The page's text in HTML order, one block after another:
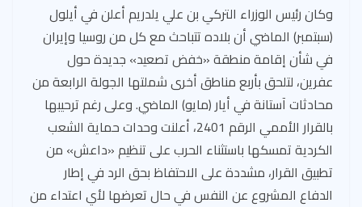
وكان رئيس الوزراء التركي بن علي يلدريم أعلن في أيلول
(سبتمبر) الماضي أن بلاده تتباحث مع كل من روسيا وإيران
في شأن إقامة منطقة «خفض تصعيد» جديدة حول
عفرين، لتلحق بأربع مناطق أخرى شملتها الجولة الرابعة من
محادثات آستانة في أيار (مايو) الماضي. وعلى رغم ترحيبها
بالقرار الأممي الرقم 2401، أعلنت وحدات حماية الشعب
الكردية تمسكها باستثناء الحرب على تنظيم «داعش» من
تطبيق القرار، مشددة على الاحتفاظ بحق الرد في إطار
الدفاع المشروع عن النفس في حال تعرضها لأي اعتداء من